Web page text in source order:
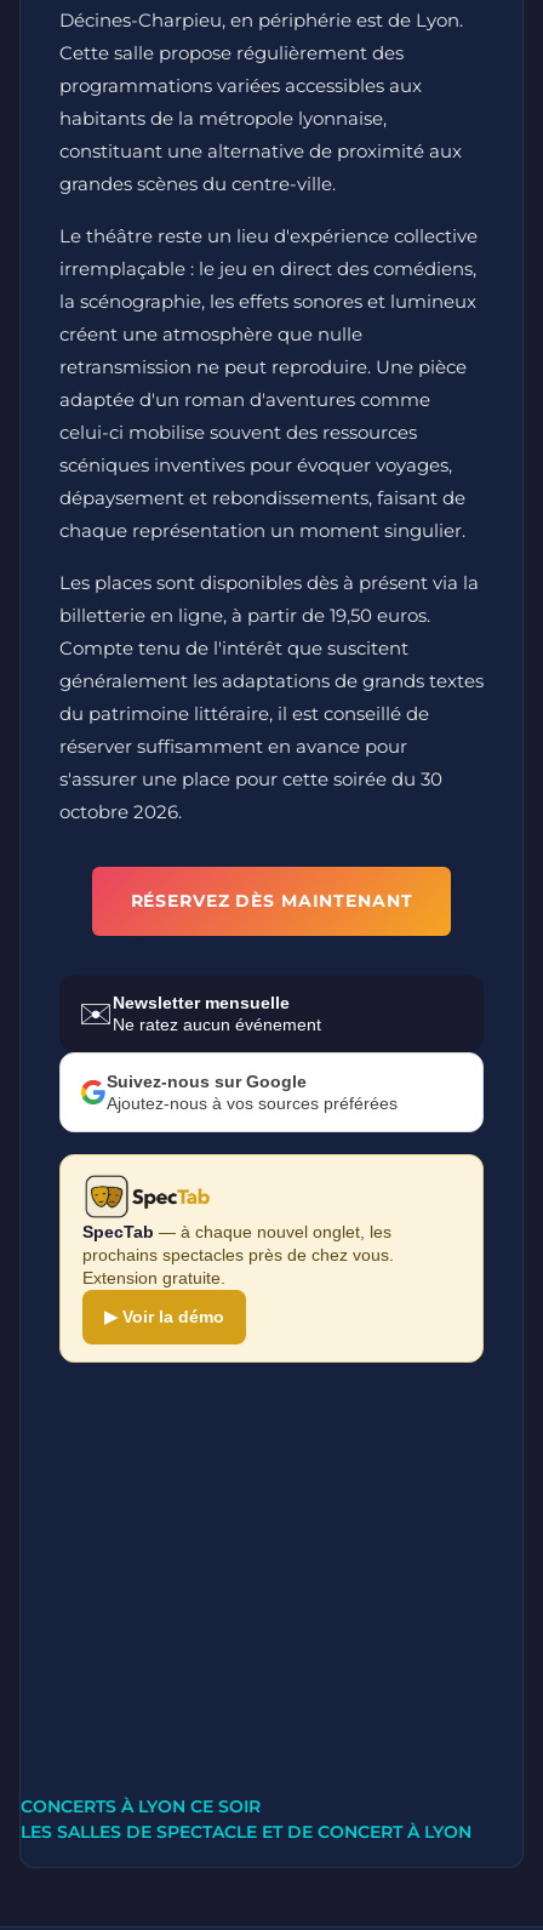
Décines-Charpieu, en périphérie est de Lyon.
Cette salle propose régulièrement des
programmations variées accessibles aux
habitants de la métropole lyonnaise,
constituant une alternative de proximité aux
grandes scènes du centre-ville.
Le théâtre reste un lieu d'expérience collective
irremplaçable : le jeu en direct des comédiens,
la scénographie, les effets sonores et lumineux
créent une atmosphère que nulle
retransmission ne peut reproduire. Une pièce
adaptée d'un roman d'aventures comme
celui-ci mobilise souvent des ressources
scéniques inventives pour évoquer voyages,
dépaysement et rebondissements, faisant de
chaque représentation un moment singulier.
Les places sont disponibles dès à présent via la
billetterie en ligne, à partir de 19,50 euros.
Compte tenu de l'intérêt que suscitent
généralement les adaptations de grands textes
du patrimoine littéraire, il est conseillé de
réserver suffisamment en avance pour
s'assurer une place pour cette soirée du 30
octobre 2026.
RÉSERVEZ DÈS MAINTENANT
✉️Newsletter mensuelle
Ne ratez aucun événement
Suivez-nous sur Google
Ajoutez-nous à vos sources préférées
SpecTab — à chaque nouvel onglet, les
prochains spectacles près de chez vous.
Extension gratuite.
▶ Voir la démo
CONCERTS À LYON CE SOIR
LES SALLES DE SPECTACLE ET DE CONCERT À LYON